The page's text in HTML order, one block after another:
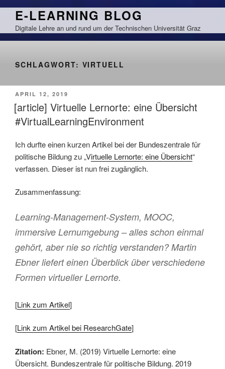
Zum
springen
E-LEARNING BLOG
Digitale Lehre an und rund um der Technischen Universität Graz
SCHLAGWORT: VIRTUELL
VERÖFFENTLICHT
AM
APRIL 12, 2019
[article] Virtuelle Lernorte: eine Übersicht
#VirtualLearningEnvironment
Ich durfte einen kurzen Artikel bei der Bundeszentrale für
politische Bildung zu „Virtuelle Lernorte: eine Übersicht“
verfassen. Dieser ist nun frei zugänglich.
Zusammenfassung:
Learning-Management-System, MOOC,
immersive Lernumgebung – alles schon einmal
gehört, aber nie so richtig verstanden? Martin
Ebner liefert einen Überblick über verschiedene
Formen virtueller Lernorte.
[Link zum Artikel]
[Link zum Artikel bei ResearchGate]
Zitation: Ebner, M. (2019) Virtuelle Lernorte: eine
Übersicht. Bundeszentrale für politische Bildung. 2019